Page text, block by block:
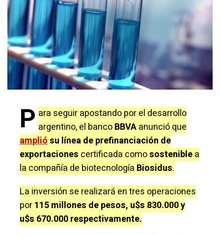
P ara seguir apostando por el desarrollo
argentino, el bancoBBVAanunció que
ampliósu línea de prefinanciación de
exportaciones certificada comososteniblea
la compañía de biotecnología Biosidus.
La inversión se realizará en tres operaciones
por115 millones de pesos, u$s 830.000 y
u$s 670.000 respectivamente.